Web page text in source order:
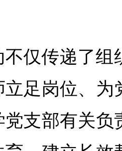
不仅传递了组
足岗位、为
党支部有关负